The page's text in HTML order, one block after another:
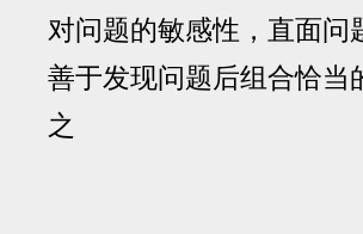
对问题的敏感性，直面问
善于发现问题后组合恰当
之